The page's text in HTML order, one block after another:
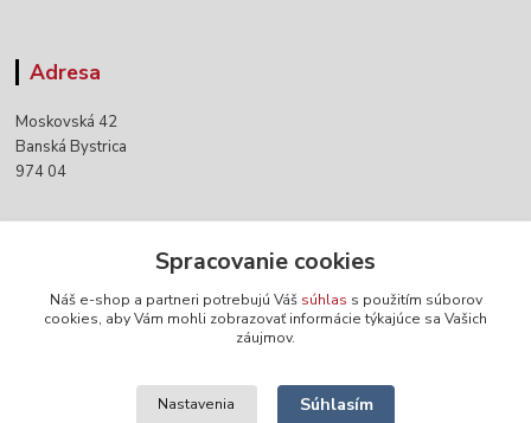
Adresa
Moskovská 42
Banská Bystrica
974 04
+421 903 152 158
Spracovanie cookies
Náš e-shop a partneri potrebujú Váš súhlas s použitím súborov
cookies, aby Vám mohli zobrazovať informácie týkajúce sa Vašich
záujmov.
Nastavenia Súhlasím